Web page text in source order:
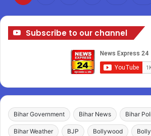
Subscribe to our channel
Bihar Government Bihar News Bihar
Bihar Weather BJP Bollywood